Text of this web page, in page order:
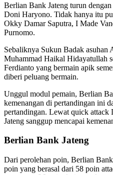
Berlian Bank Jateng turun
Doni Haryono. Tidak hanya itu
Okky Damar Saputra, I Made
Purnomo.
Sebaliknya Sukun Badak asuhan
Muhammad Haikal Hidayatullah
Ferdianto yang bermain apik
diberi peluang bermain.
Unggul modul pemain, Berlian
kemenangan di pertandingan ini
pertandingan. Lewat quick
Jateng sanggup mencapai
Berlian Bank Jateng
Dari perolehan poin, Berlian
poin yang berasal dari 58 poin